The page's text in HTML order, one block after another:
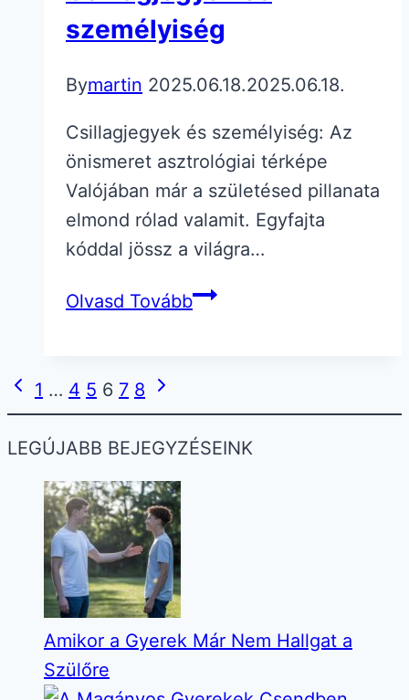
személyiség
Bymartin 2025.06.18.2025.06.18.
Csillagjegyek és személyiség: Az
önismeret asztrológiai térképe
Valójában már a születésed pillanata
elmond rólad valamit. Egyfajta
kóddal jössz a világra…
Olvasd TovábbCsillagjegyek
Page
navigation
Previous
Page
1 … 4 5 6 7 8
Next
Page
LEGÚJABB BEJEGYZÉSEINK
Amikor a Gyerek Már Nem Hallgat a
Szülőre